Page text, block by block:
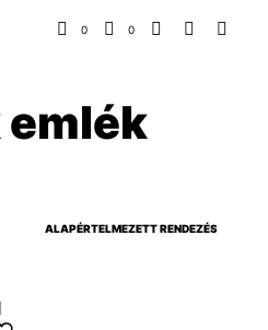
0 0